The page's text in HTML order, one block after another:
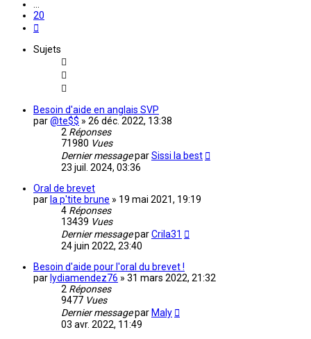
20
Sujets
Besoin d'aide en anglais SVP
par@te$$ » 26 déc. 2022, 13:38
2 Réponses
71980 Vues
Dernier messageparSissi la best
23 juil. 2024, 03:36
Oral de brevet
par la p'tite brune » 19 mai 2021, 19:19
4 Réponses
13439 Vues
Dernier messageparCrila31
24 juin 2022, 23:40
Besoin d'aide pour l'oral du brevet !
par lydiamendez76 » 31 mars 2022, 21:32
2 Réponses
9477 Vues
Dernier messagepar Maly
03 avr. 2022, 11:49